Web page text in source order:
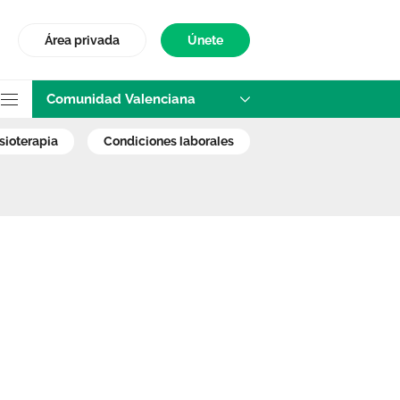
Área privada
Únete
Comunidad Valenciana
residencias
condiciones laborales